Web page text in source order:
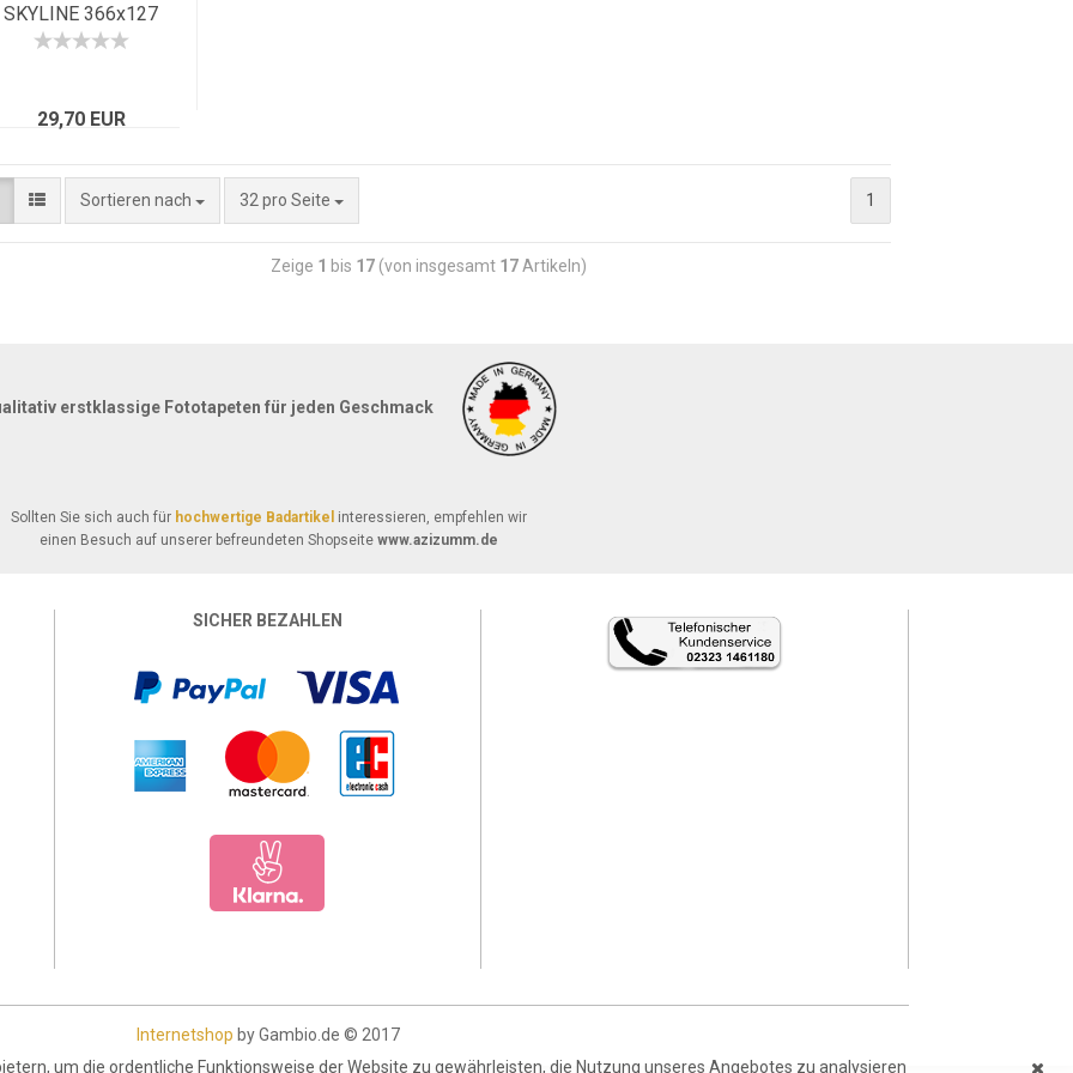
um die ordentliche Funktionsweise der Website zu gewährleisten, die Nutzung unseres Angebotes zu analysieren
SKYLINE 366x127
New York
29,70 EUR
Sortieren nach 32 pro Seite 1
Zeige 1 bis 17(von insgesamt 17Artikeln)
erstklassige Fototapeten für jeden Geschmack
Sollten Sie sich auch für hochwertige Badartikel interessieren, empfehlen wir
einen Besuch auf unserer befreundeten Shopseite www.azizumm.de
SICHER BEZAHLEN
Internetshop by Gambio.de © 2017